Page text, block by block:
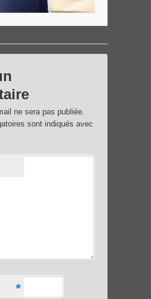
ne sera pas publiée.
sont indiqués avec
*